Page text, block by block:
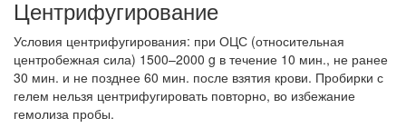
Центрифугирование
Условия центрифугирования: при ОЦС (относительная
центробежная сила) 1500–2000 g в течение 10 мин., не ранее
30 мин. и не позднее 60 мин. после взятия крови. Пробирки с
гелем нельзя центрифугировать повторно, во избежание
гемолиза пробы.